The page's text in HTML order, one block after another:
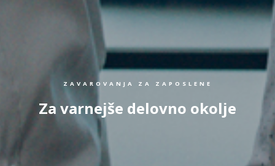
ZAVAROVANJA ZA ZAPOSLENE
Za varnejše delovno okolje